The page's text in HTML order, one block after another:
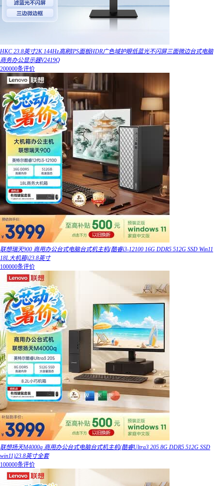
HKC 23.8英寸2K 144Hz高刷IPS面板HDR广色域护眼低蓝光不闪屏三面微边台式电脑
商务办公显示器V2419Q
200000条评价
联想瑞天900 商用办公台式电脑台式机主机(酷睿i3-12100 16G DDR5 512G SSD Win11
18L大机箱)23.8英寸
100000条评价
联想扬天M4000q 商用办公台式电脑台式机主机(酷睿Ultra3 205 8G DDR5 512G SSD
win11)23.8英寸全套
100000条评价